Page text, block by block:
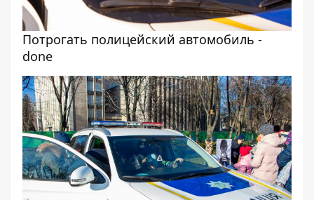
Потрогать полицейский автомобиль -
done